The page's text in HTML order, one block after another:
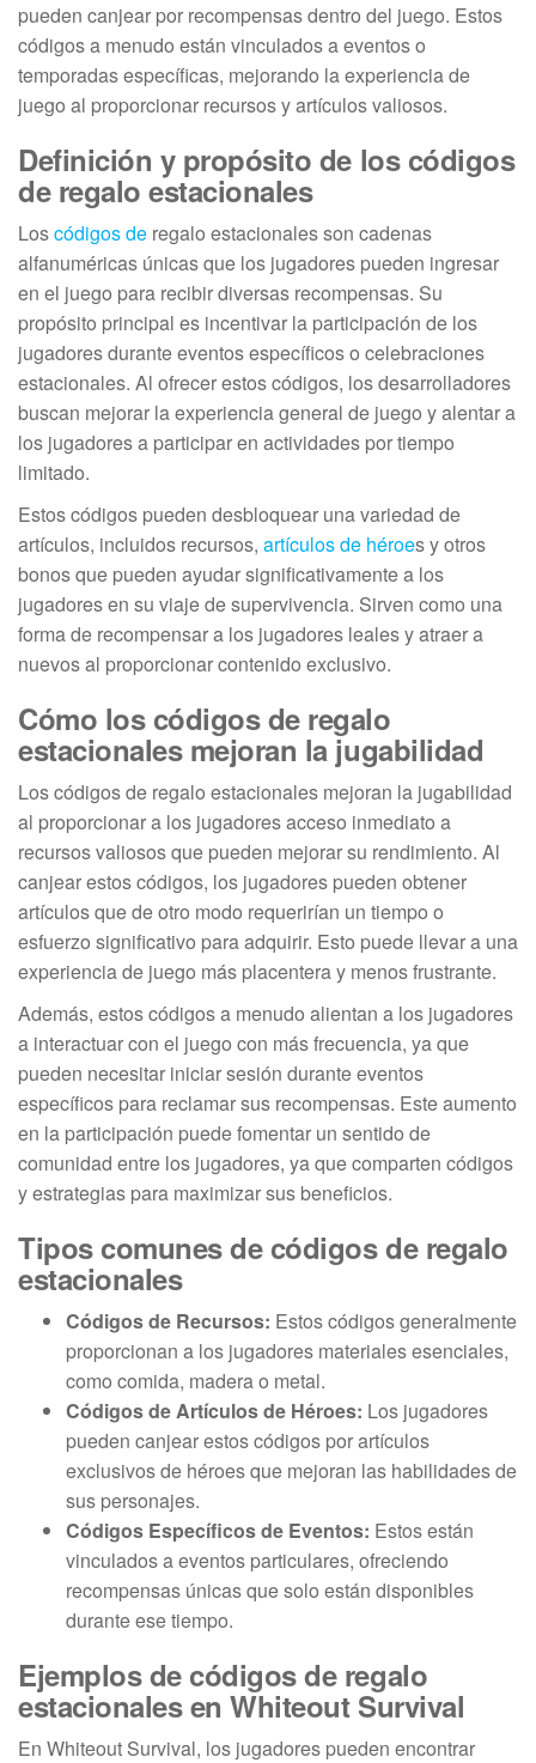
pueden canjear por recompensas dentro del juego. Estos
códigos a menudo están vinculados a eventos o
temporadas específicas, mejorando la experiencia de
juego al proporcionar recursos y artículos valiosos.
Definición y propósito de los códigos
de regalo estacionales
Loscódigos de regalo estacionales son cadenas
alfanuméricas únicas que los jugadores pueden ingresar
en el juego para recibir diversas recompensas. Su
propósito principal es incentivar la participación de los
jugadores durante eventos específicos o celebraciones
estacionales. Al ofrecer estos códigos, los desarrolladores
buscan mejorar la experiencia general de juego y alentar a
los jugadores a participar en actividades por tiempo
limitado.
Estos códigos pueden desbloquear una variedad de
artículos, incluidos recursos, artículos de héroes y otros
bonos que pueden ayudar significativamente a los
jugadores en su viaje de supervivencia. Sirven como una
forma de recompensar a los jugadores leales y atraer a
nuevos al proporcionar contenido exclusivo.
Cómo los códigos de regalo
estacionales mejoran la jugabilidad
Los códigos de regalo estacionales mejoran la jugabilidad
al proporcionar a los jugadores acceso inmediato a
recursos valiosos que pueden mejorar su rendimiento. Al
canjear estos códigos, los jugadores pueden obtener
artículos que de otro modo requerirían un tiempo o
esfuerzo significativo para adquirir. Esto puede llevar a una
experiencia de juego más placentera y menos frustrante.
Además, estos códigos a menudo alientan a los jugadores
a interactuar con el juego con más frecuencia, ya que
pueden necesitar iniciar sesión durante eventos
específicos para reclamar sus recompensas. Este aumento
en la participación puede fomentar un sentido de
comunidad entre los jugadores, ya que comparten códigos
y estrategias para maximizar sus beneficios.
Tipos comunes de códigos de regalo
estacionales
Códigos de Recursos: Estos códigos generalmente
proporcionan a los jugadores materiales esenciales,
como comida, madera o metal.
Códigos de Artículos de Héroes: Los jugadores
pueden canjear estos códigos por artículos
exclusivos de héroes que mejoran las habilidades de
sus personajes.
Códigos Específicos de Eventos: Estos están
vinculados a eventos particulares, ofreciendo
recompensas únicas que solo están disponibles
durante ese tiempo.
Ejemplos de códigos de regalo
estacionales en Whiteout Survival
En Whiteout Survival, los jugadores pueden encontrar